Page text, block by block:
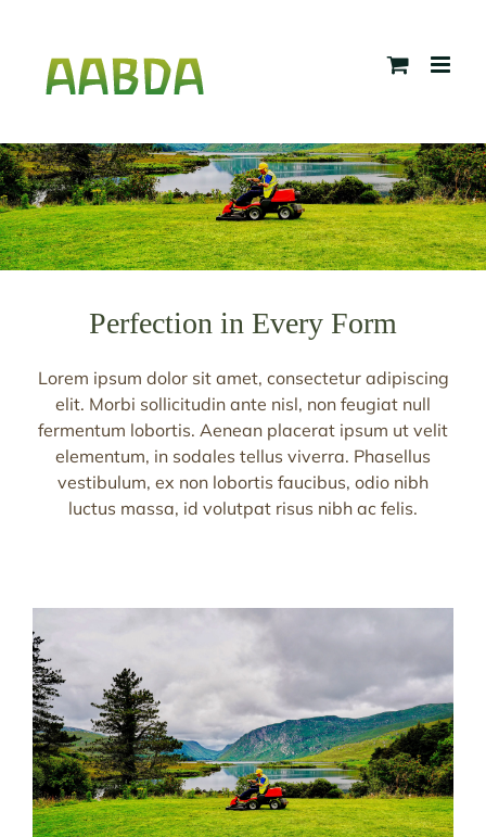
content
Perfection in Every Form
Lorem ipsum dolor sit amet, consectetur adipiscing
elit. Morbi sollicitudin ante nisl, non feugiat null
fermentum lobortis. Aenean placerat ipsum ut velit
elementum, in sodales tellus viverra. Phasellus
vestibulum, ex non lobortis faucibus, odio nibh
luctus massa, id volutpat risus nibh ac felis.